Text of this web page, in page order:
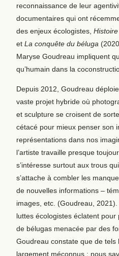
reconnaissance de leur
documentaires qui ont
des enjeux écologistes,
et La conquête du béluga
Maryse Goudreau impliquent
qu’humain dans la
Depuis 2012, Goudreau
vaste projet hybride où
et sculpture se croisent de
cétacé pour mieux penser son
représentations dans nos
l’artiste travaille presque
s’intéresse surtout aux trous
s’attache à combler les
de nouvelles informations –
images, etc. (Goudreau,
luttes écologistes éclatent
de bélugas menacée par des
Goudreau constate que de
largement méconnus : nous